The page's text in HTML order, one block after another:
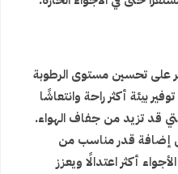
على تحسين مستوى الرطوبة
بيئة أكثر راحة وانتعاشًا
قد تزيد من جفاف الهواء.
إضافة قدر مناسب من
أكثر اعتدالًا ويعزز